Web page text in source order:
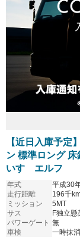
【近日入庫予定
ン 標準ロング
いすゞエルフ
年式
平成30
走行距離
196千
ミッション
5MT
サス
F独立懸
パワーゲート 無
車検
一時抹消